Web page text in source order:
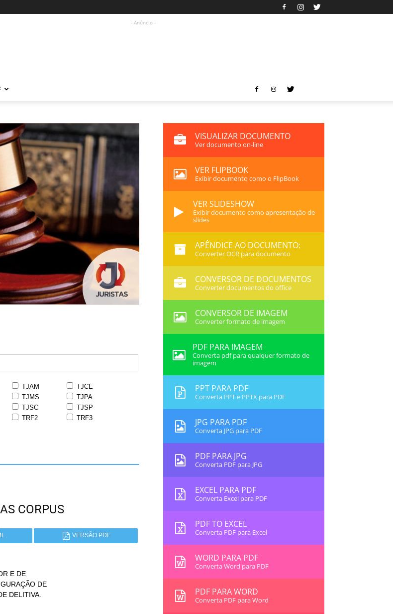
- Anúncio -
TJAM
TJCE
TJMS
TJPA
TJSC
TJSP
TRF2
TRF3
CORPUS
VERSÃO PDF
E DE
VISUALIZAR DOCUMENTO
Ver documento on-line
VER FLIPBOOK
Exibir documento como o FlipBook
VER SLIDESHOW
Exibir documento como apresentação de
slides
APÊNDICE AO DOCUMENTO:
Converter OCR para documento
CONVERSOR DE DOCUMENTOS
Converter documentos do office
CONVERSOR DE IMAGEM
Converter formato de imagem
PDF PARA IMAGEM
Converta pdf para qualquer formato de
imagem
PPT PARA PDF
Converta PPT e PPTX para PDF
JPG PARA PDF
Converta JPG para PDF
PDF PARA JPG
Converta PDF para JPG
EXCEL PARA PDF
Converta Excel para PDF
PDF TO EXCEL
Converta PDF para Excel
WORD PARA PDF
Converta Word para PDF
PDF PARA WORD
Converta PDF para Word